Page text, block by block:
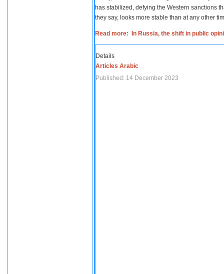
has stabilized, defying the Western sanctions
they say, looks more stable than at any other
Read more: In Russia, the shift in public
Details
Articles Arabic
Published: 14 December 2023